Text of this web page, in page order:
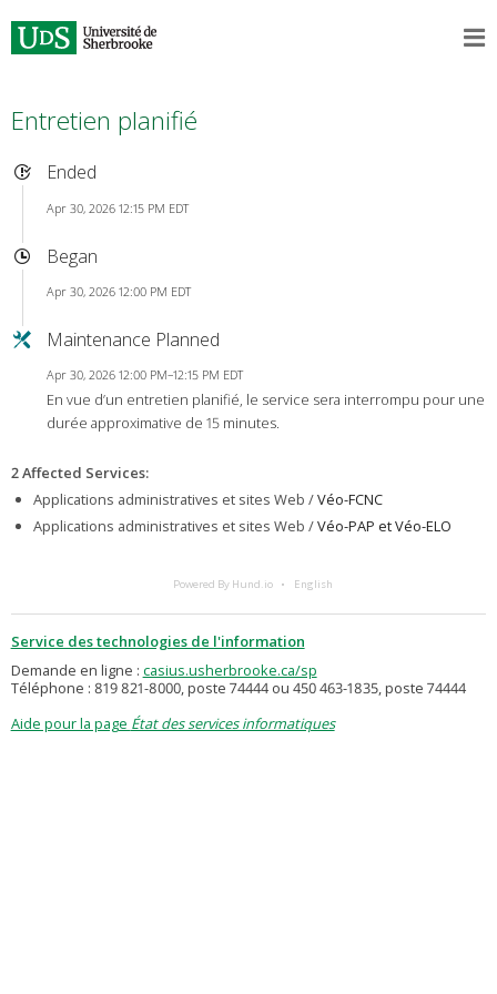
Entretien planifié
Ended
Apr 30, 2026 12:15 PM EDT
Began
Apr 30, 2026 12:00 PM EDT
Maintenance Planned
Apr 30, 2026 12:00 PM–12:15 PM EDT
En vue d’un entretien planifié, le service sera interrompu pour une
durée approximative de 15 minutes.
2 Affected Services:
Applications administratives et sites Web /Véo-FCNC
Applications administratives et sites Web /Véo-PAP et Véo-ELO
Powered By Hund.io English
Service des technologies de l'information
Demande en ligne : casius.usherbrooke.ca/sp
Téléphone : 819 821-8000, poste 74444 ou 450 463-1835, poste 74444
Aide pour la page État des services informatiques